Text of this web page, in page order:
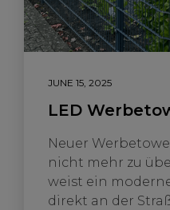
JUNE 15, 2025
LED
Neuer
nicht mehr zu
weist ein
direkt an der